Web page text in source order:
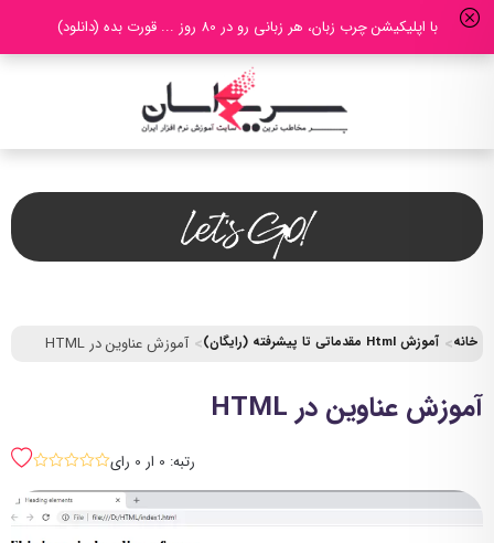
با اپلیکیشن چرب زبان، هر زبانی رو در 80 روز ... قورت بده (دانلود)
خانه آموزش Html مقدماتی تا پیشرفته (رایگان) آموزش عناوین در HTML
آموزش عناوین در HTML
رتبه: 0 ار 0 رای sssss